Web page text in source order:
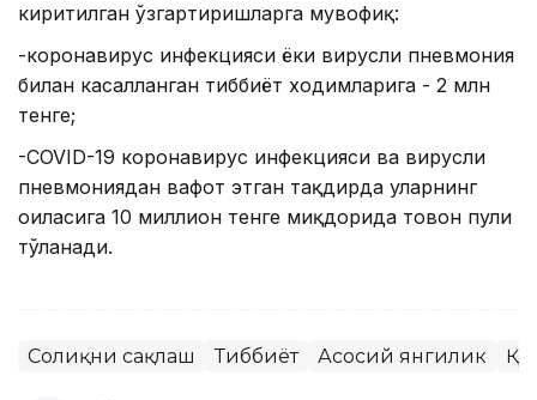
киритилган ўзгартиришларга мувофиқ:
-коронавирус инфекцияси ёки вирусли пневмония
билан касалланган тиббиёт ходимларига - 2 млн
тенге;
-COVID-19 коронавирус инфекцияси ва вирусли
пневмониядан вафот этган тақдирда уларнинг
оиласига 10 миллион тенге миқдорида товон пули
тўланади.
Соғлиқни сақлаш Тиббиёт Асосий янгилик ҚР